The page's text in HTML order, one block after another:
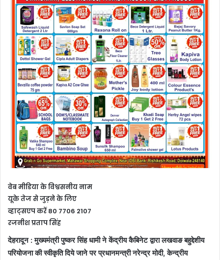
वेब मीडिया के विश्वसनीय नाम
यूके तेज से जुड़ने के लिए
व्हाट्सएप करें 80 7706 2107
रजनीश प्रताप सिंह
देहरादून : मुख्यमंत्री पुष्कर सिंह धामी ने केंद्रीय कैबिनेट द्वारा लखवाङ बहुद्देशीय
परियोजना की स्वीकृति दिये जाने पर प्रधानमन्त्री नरेन्द्र मोदी, केन्द्रीय